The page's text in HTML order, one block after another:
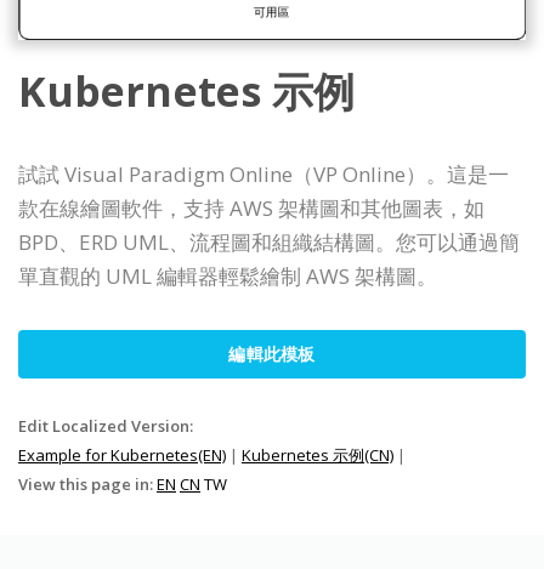
Kubernetes 示例
試試 Visual Paradigm Online（VP Online）。這是一
款在線繪圖軟件，支持 AWS 架構圖和其他圖表，如
BPD、ERD UML、流程圖和組織結構圖。您可以通過簡
單直觀的 UML 編輯器輕鬆繪制 AWS 架構圖。
編輯此模板
Edit Localized Version:
Example for Kubernetes(EN) | Kubernetes 示例(CN) |
View this page in:EN CN TW